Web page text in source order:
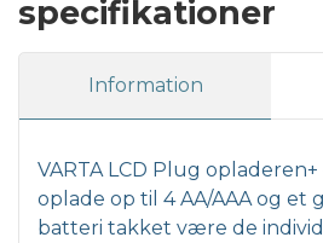
specifikationer
Information
VARTA LCD Plug
oplade op til 4 AA/AAA og et
batteri takket være de